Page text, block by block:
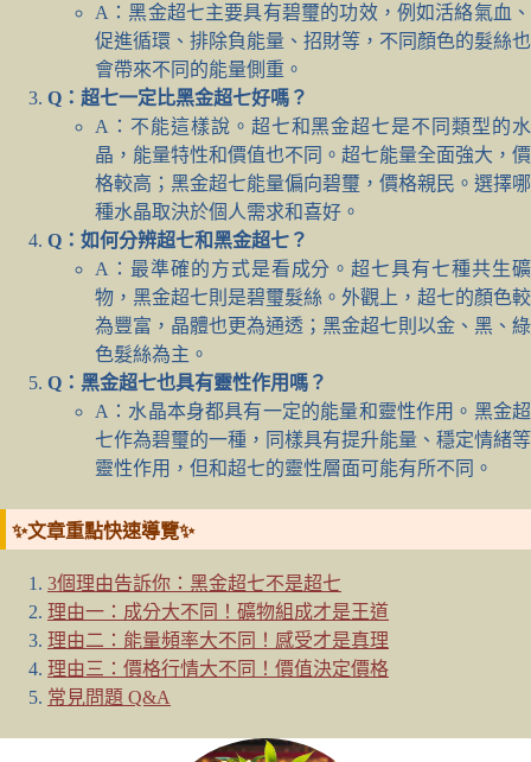
A：黑金超七主要具有碧璽的功效，例如活絡氣血、
促進循環、排除負能量、招財等，不同顏色的髮絲也
會帶來不同的能量側重。
Q：超七一定比黑金超七好嗎？
A：不能這樣說。超七和黑金超七是不同類型的水
晶，能量特性和價值也不同。超七能量全面強大，價
格較高；黑金超七能量偏向碧璽，價格親民。選擇哪
種水晶取決於個人需求和喜好。
Q：如何分辨超七和黑金超七？
A：最準確的方式是看成分。超七具有七種共生礦
物，黑金超七則是碧璽髮絲。外觀上，超七的顏色較
為豐富，晶體也更為通透；黑金超七則以金、黑、綠
色髮絲為主。
Q：黑金超七也具有靈性作用嗎？
A：水晶本身都具有一定的能量和靈性作用。黑金超
七作為碧璽的一種，同樣具有提升能量、穩定情緒等
靈性作用，但和超七的靈性層面可能有所不同。
✨文章重點快速導覽✨
3個理由告訴你：黑金超七不是超七
理由一：成分大不同！礦物組成才是王道
理由二：能量頻率大不同！感受才是真理
理由三：價格行情大不同！價值決定價格
常見問題 Q&A